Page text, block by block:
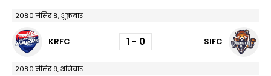
२०८० मंसिर ८, शुक्रबार
KRFC 1 - 0 SIFC
२०८० मंसिर ९, शनिबार